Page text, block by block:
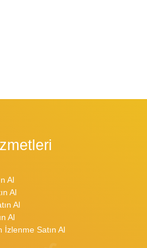
Al
Al
Al
Al
İzlenme Satın Al